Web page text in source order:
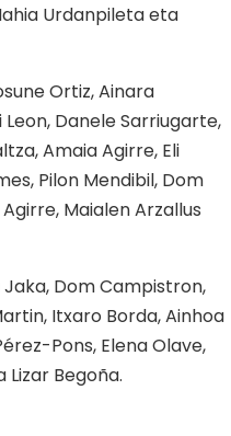
Urdanpileta eta
Ortiz, Ainara
Danele Sarriugarte,
Amaia Agirre, Eli
Pilon Mendibil, Dom
Maialen Arzallus
Dom Campistron,
Itxaro Borda, Ainhoa
Pons, Elena Olave,
Lizar Begoña.